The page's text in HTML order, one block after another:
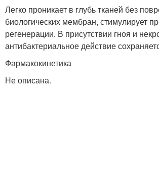
Легко проникает в глубь тканей без
биологических мембран, стимулирует
регенерации. В присутствии гноя и
антибактериальное действие
Фармакокинетика
Не описана.